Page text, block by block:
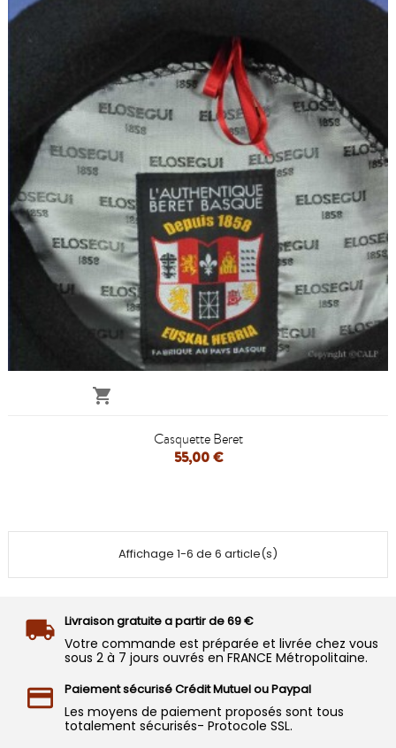

Casquette Beret
55,00 €
Affichage 1-6 de 6 article(s)
Livraison gratuite a partir de 69 €
Votre commande est préparée et livrée chez vous
sous 2 à 7 jours ouvrés en FRANCE Métropolitaine.
Paiement sécurisé Crédit Mutuel ou Paypal
Les moyens de paiement proposés sont tous
totalement sécurisés- Protocole SSL.